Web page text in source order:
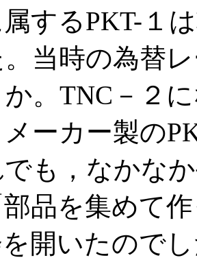
するPKT-１
当時の為替
。TNC－２
メーカー製の
も，なかな
品を集めて
開いたので